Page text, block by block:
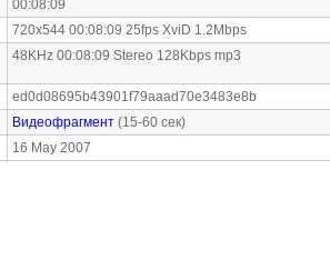
00:08:09
720x544 00:08:09 25fps XviD 1.2Mbps
48KHz 00:08:09 Stereo 128Kbps mp3
ed0d08695b43901f79aaad70e3483e8b
Видеофрагмент (15-60 сек)
16 May 2007